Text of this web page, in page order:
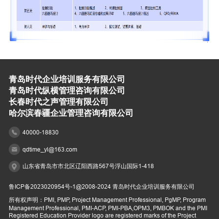
青岛时代企业培训服务有限公司
青岛时代纵横管理咨询有限公司
长春时代之声管理有限公司
哈尔滨春疆企业管理咨询有限公司
40000-18830
qdtime_yl@163.com
山东省青岛市市北区辽阳西路567号浮山国际1-418
鲁ICP备2023020954号-1@2008-2024 青岛时代企业培训服务有限公司
所有权声明：PMI, PMP, Project Management Professional, PgMP, Program
Management Professional, PMI-ACP, PMI-PBA,OPM3, PMBOK and the PMI
Registered Education Provider logo are registered marks of the Project